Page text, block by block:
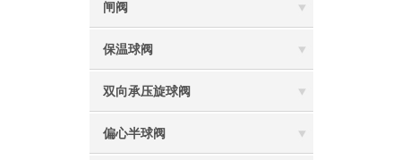
闸阀
保温球阀
双向承压旋球阀
偏心半球阀